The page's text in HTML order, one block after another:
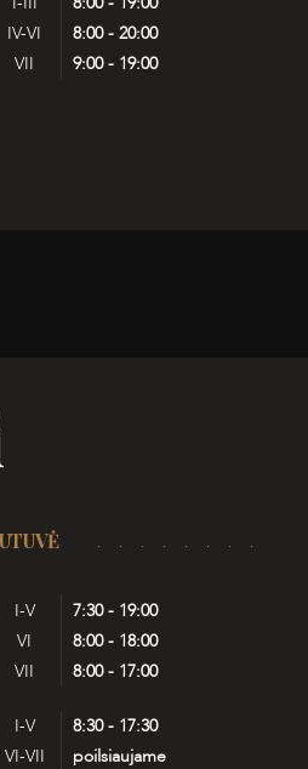
IV-VI
8:00 - 20:00
VII
9:00 - 19:00
I-V
7:30 - 19:00
VI
8:00 - 18:00
VII
8:00 - 17:00
I-V
8:30 - 17:30
VI-VII
poilsiaujame